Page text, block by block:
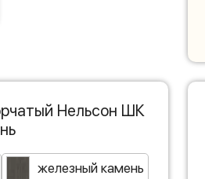
Нельсон ШК
железный камень